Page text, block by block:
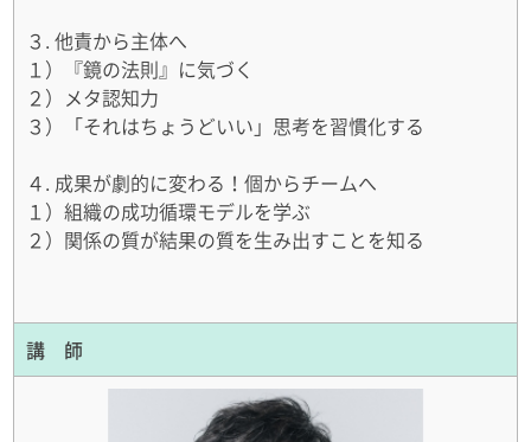
３. 他責から主体へ
１）『鏡の法則』に気づく
２）メタ認知力
３）「それはちょうどいい」思考を習慣化する
４. 成果が劇的に変わる！個からチームへ
１）組織の成功循環モデルを学ぶ
２）関係の質が結果の質を生み出すことを知る
講 師